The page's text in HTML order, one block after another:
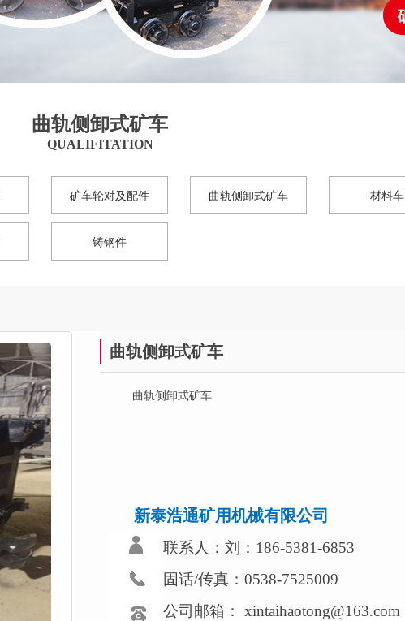
曲轨侧卸式矿车
QUALIFITATION
矿车轮对及配件 曲轨侧卸式矿车 材料车
铸钢件
曲轨侧卸式矿车
曲轨侧卸式矿车
新泰浩通矿用机械有限公司
联系人：刘：186-5381-6853
固话/传真：0538-7525009
公司邮箱： xintaihaotong@163.com